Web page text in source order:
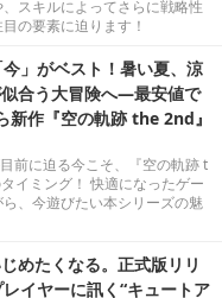
スキルによってさらに戦略性
の要素に迫ります！
今」がベスト！暑い夏、涼
似合う大冒険へ―最安値で
作『空の軌跡 the 2nd』
前に迫る今こそ、『空の軌跡 t
イミング！ 快適になったゲー
、今遊びたい本シリーズの魅
めたくなる。正式版リリ
イヤーに訊く“キュートア